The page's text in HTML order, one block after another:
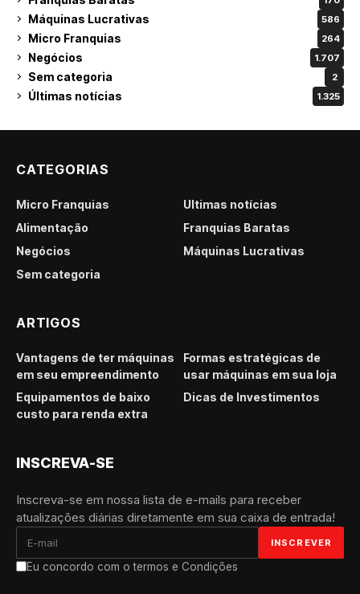
Máquinas Lucrativas 586
Micro Franquias 264
Negócios 1.707
Sem categoria 2
Últimas notícias 1.325
CATEGORIAS
Micro Franquias
Últimas notícias
Alimentação
Franquias Baratas
Negócios
Máquinas Lucrativas
Sem categoria
ARTIGOS
Vantagens de ter máquinas
em seu empreendimento
Formas estratégicas de
usar máquinas em sua loja
Equipamentos de baixo
custo para renda extra
Dicas de Investimentos
INSCREVA-SE
Inscreva-se em nossa lista de e-mails para receber
atualizações diárias diretamente em sua caixa de entrada!
Eu concordo com o termos e Condições